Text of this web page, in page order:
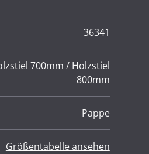
36341
700mm / Holzstiel
800mm
Pappe
Größentabelle ansehen